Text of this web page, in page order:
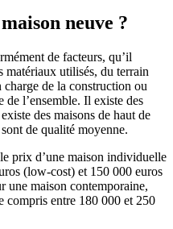
neuve ?
de facteurs, qu’il
matériaux utilisés, du terrain
de la construction ou
l’ensemble. Il existe des
des maisons de haut de
de qualité moyenne.
prix d’une maison individuelle
(low-cost) et 150 000 euros
une maison contemporaine,
compris entre 180 000 et 250